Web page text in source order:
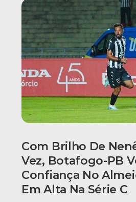
Com Brilho De
Vez, Botafogo-PB
Confiança No
Em Alta Na Série C